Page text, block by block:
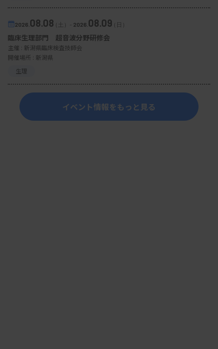
2026. 08.08（土） - 2026. 08.09（日）
臨床生理部門 超音波分野研修会
主催 : 新潟県臨床検査技師会
開催場所 : 新潟県
生理
イベント情報をもっと見る